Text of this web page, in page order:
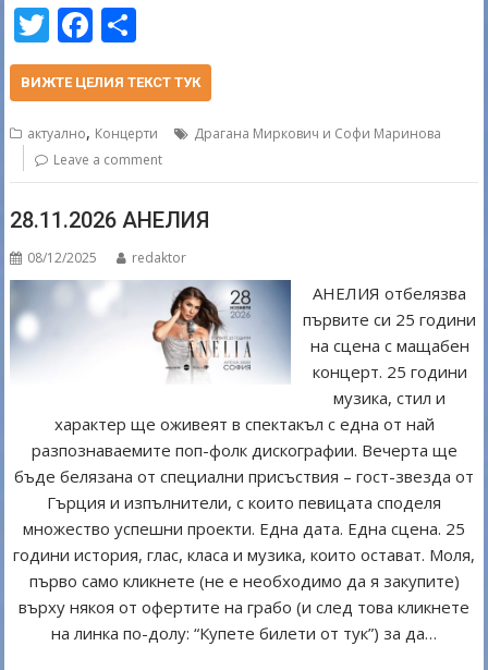
T
w
itt
er
F
ac
e
b
o
o
k
h
ar
e
ВИЖТЕ ЦЕЛИЯ ТЕКСТ ТУК
актуално, Концерти
Драгана Миркович и Софи Маринова
Leave a comment
28.11.2026 АНЕЛИЯ
08/12/2025 redaktor
АНЕЛИЯ отбелязва
първите си 25 години
на сцена с мащабен
концерт. 25 години
музика, стил и
характер ще оживеят в спектакъл с една от най
разпознаваемите поп-фолк дискографии. Вечерта ще
бъде белязана от специални присъствия – гост-звезда от
Гърция и изпълнители, с които певицата споделя
множество успешни проекти. Една дата. Една сцена. 25
години история, глас, класа и музика, които остават. Моля,
първо само кликнете (не е необходимо да я закупите)
върху някоя от офертите на грабо (и след това кликнете
на линка по-долу: “Купете билети от тук”) за да…